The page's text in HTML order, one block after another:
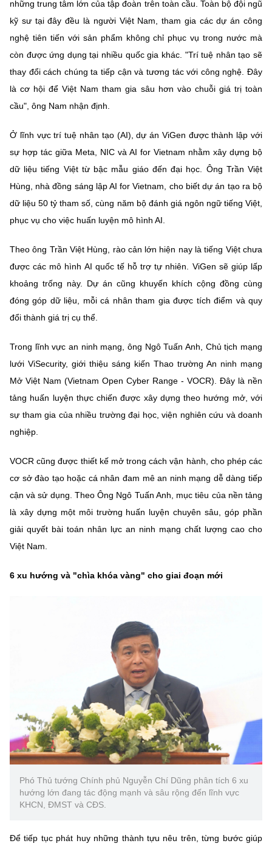
những trung tâm lớn của tập đoàn trên toàn cầu. Toàn bộ đội ngũ
kỹ sư tại đây đều là người Việt Nam, tham gia các dự án công
nghệ tiên tiến với sản phẩm không chỉ phục vụ trong nước mà
còn được ứng dụng tại nhiều quốc gia khác. "Trí tuệ nhân tạo sẽ
thay đổi cách chúng ta tiếp cận và tương tác với công nghệ. Đây
là cơ hội để Việt Nam tham gia sâu hơn vào chuỗi giá trị toàn
cầu", ông Nam nhận định.
Ở lĩnh vực trí tuệ nhân tạo (AI), dự án ViGen được thành lập với
sự hợp tác giữa Meta, NIC và AI for Vietnam nhằm xây dựng bộ
dữ liệu tiếng Việt từ bậc mẫu giáo đến đại học. Ông Trần Việt
Hùng, nhà đồng sáng lập AI for Vietnam, cho biết dự án tạo ra bộ
dữ liệu 50 tỷ tham số, cùng năm bộ đánh giá ngôn ngữ tiếng Việt,
phục vụ cho việc huấn luyện mô hình AI.
Theo ông Trần Việt Hùng, rào cản lớn hiện nay là tiếng Việt chưa
được các mô hình AI quốc tế hỗ trợ tự nhiên. ViGen sẽ giúp lấp
khoảng trống này. Dự án cũng khuyến khích cộng đồng cùng
đóng góp dữ liệu, mỗi cá nhân tham gia được tích điểm và quy
đổi thành giá trị cụ thể.
Trong lĩnh vực an ninh mạng, ông Ngô Tuấn Anh, Chủ tịch mạng
lưới ViSecurity, giới thiệu sáng kiến Thao trường An ninh mạng
Mở Việt Nam (Vietnam Open Cyber Range - VOCR). Đây là nền
tảng huấn luyện thực chiến được xây dựng theo hướng mở, với
sự tham gia của nhiều trường đại học, viện nghiên cứu và doanh
nghiệp.
VOCR cũng được thiết kế mở trong cách vận hành, cho phép các
cơ sở đào tạo hoặc cá nhân đam mê an ninh mạng dễ dàng tiếp
cận và sử dụng. Theo Ông Ngô Tuấn Anh, mục tiêu của nền tảng
là xây dựng một môi trường huấn luyện chuyên sâu, góp phần
giải quyết bài toán nhân lực an ninh mạng chất lượng cao cho
Việt Nam.
6 xu hướng và "chìa khóa vàng" cho giai đoạn mới
Phó Thủ tướng Chính phủ Nguyễn Chí Dũng phân tích 6 xu
hướng lớn đang tác động mạnh và sâu rộng đến lĩnh vực
KHCN, ĐMST và CĐS.
Để tiếp tục phát huy những thành tựu nêu trên, từng bước giúp